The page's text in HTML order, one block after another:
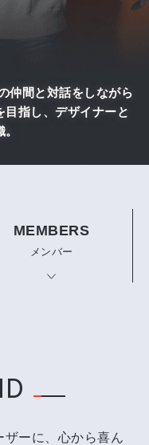
仲間と対話をしながら
目指し、デザイナーと
MEMBERS
メンバー
ーに、心から喜ん